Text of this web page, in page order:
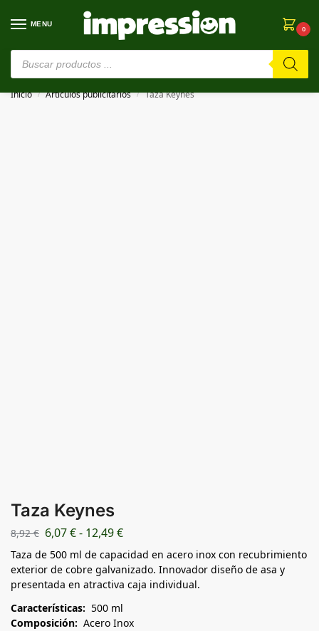
MENU
0
⚠️ Estamos en pruebas. Si algo falla, ¡Perdón!⚠️
Inicio / Artículos publicitarios / Taza Keynes
Taza Keynes
8,92€ 6,07€- 12,49€
Taza de 500 ml de capacidad en acero inox con recubrimiento
exterior de cobre galvanizado. Innovador diseño de asa y
presentada en atractiva caja individual.
Características: 500 ml
Composición: Acero Inox